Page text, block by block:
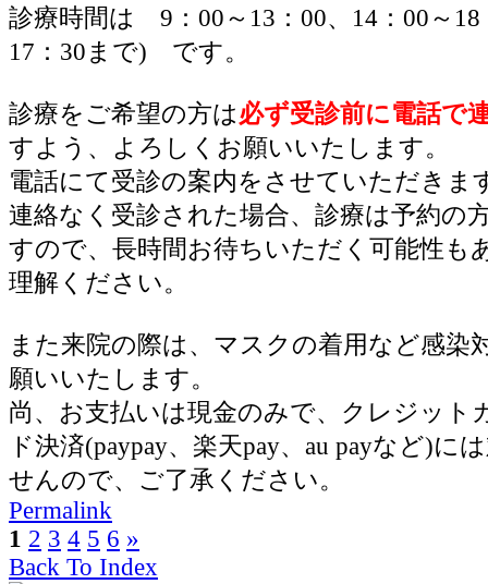
診療時間は 9：00～13：00、14：00～
17：30まで) です。
診療をご希望の方は必ず受診前に電話で
すよう、よろしくお願いいたします。
電話にて受診の案内をさせていただきま
連絡なく受診された場合、診療は予約の
すので、長時間お待ちいただく可能性も
理解ください。
また来院の際は、マスクの着用など感染
願いいたします。
尚、お支払いは現金のみで、クレジット
ド決済(paypay、楽天pay、au payなど)に
せんので、ご了承ください。
Permalink
1 2 3 4 5 6 »
Back To Index